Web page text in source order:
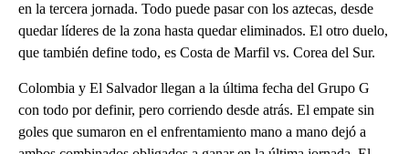
en la tercera jornada. Todo puede pasar con los aztecas, desde
quedar líderes de la zona hasta quedar eliminados. El otro duelo,
que también define todo, es Costa de Marfil vs. Corea del Sur.
Colombia y El Salvador llegan a la última fecha del Grupo G
con todo por definir, pero corriendo desde atrás. El empate sin
goles que sumaron en el enfrentamiento mano a mano dejó a